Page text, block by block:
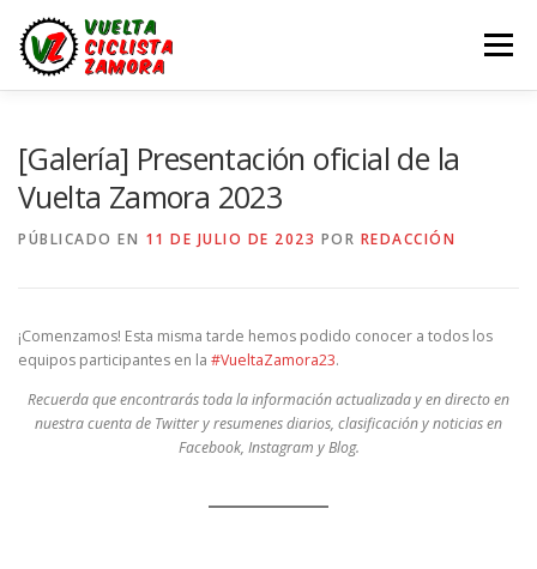
contenido
Menú
[Galería] Presentación oficial de la
Vuelta Zamora 2023
PÚBLICADO EN 11 DE JULIO DE 2023 POR REDACCIÓN
¡Comenzamos! Esta misma tarde hemos podido conocer a todos los
equipos participantes en la #VueltaZamora23.
Recuerda que encontrarás toda la información actualizada y en directo en
nuestra cuenta de Twitter y resumenes diarios, clasificación y noticias en
Facebook, Instagram y Blog.